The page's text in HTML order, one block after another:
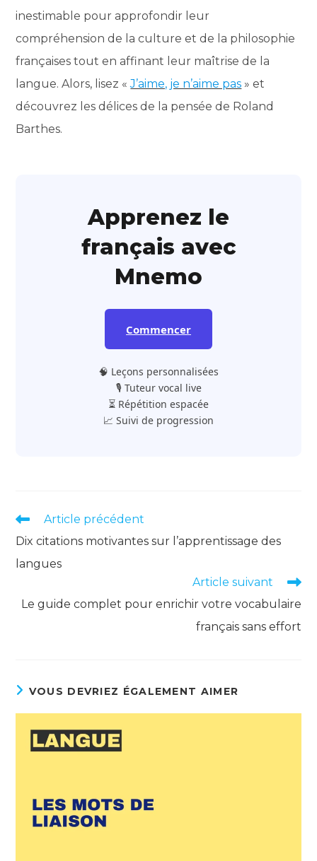
inestimable pour approfondir leur
compréhension de la culture et de la philosophie
françaises tout en affinant leur maîtrise de la
langue. Alors, lisez «J’aime, je n’aime pas » et
découvrez les délices de la pensée de Roland
Barthes.
Apprenez le
français avec
Mnemo
Commencer
🧠 Leçons personnalisées
🎙️ Tuteur vocal live
⏳ Répétition espacée
📈 Suivi de progression
Read
articles
Article précédent
Dix citations motivantes sur l’apprentissage des
langues
Article suivant
Le guide complet pour enrichir votre vocabulaire
français sans effort
VOUS DEVRIEZ ÉGALEMENT AIMER